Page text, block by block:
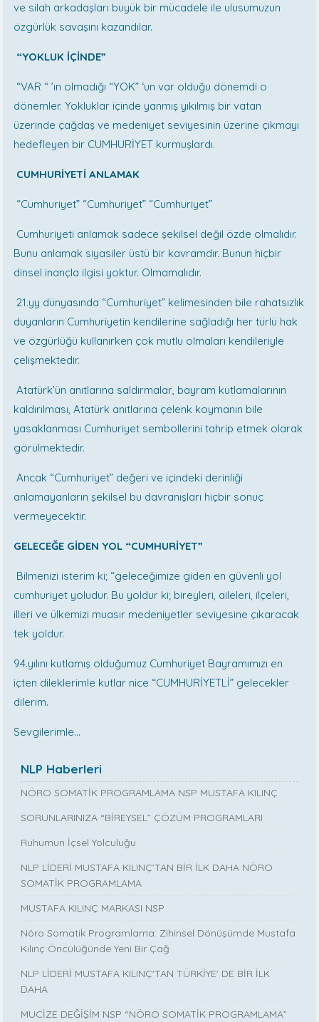
ve silah arkadaşları büyük bir mücadele ile ulusumuzun
özgürlük savaşını kazandılar.
“YOKLUK İÇİNDE”
“VAR “ ’ın olmadığı “YOK” ‘un var olduğu dönemdi o
dönemler. Yokluklar içinde yanmış yıkılmış bir vatan
üzerinde çağdaş ve medeniyet seviyesinin üzerine çıkmayı
hedefleyen bir CUMHURİYET kurmuşlardı.
CUMHURİYETİ ANLAMAK
“Cumhuriyet” “Cumhuriyet” “Cumhuriyet”
Cumhuriyeti anlamak sadece şekilsel değil özde olmalıdır.
Bunu anlamak siyasiler üstü bir kavramdır. Bunun hiçbir
dinsel inançla ilgisi yoktur. Olmamalıdır.
21.yy dünyasında “Cumhuriyet” kelimesinden bile rahatsızlık
duyanların Cumhuriyetin kendilerine sağladığı her türlü hak
ve özgürlüğü kullanırken çok mutlu olmaları kendileriyle
çelişmektedir.
Atatürk’ün anıtlarına saldırmalar, bayram kutlamalarının
kaldırılması, Atatürk anıtlarına çelenk koymanın bile
yasaklanması Cumhuriyet sembollerini tahrip etmek olarak
görülmektedir.
Ancak “Cumhuriyet” değeri ve içindeki derinliği
anlamayanların şekilsel bu davranışları hiçbir sonuç
vermeyecektir.
GELECEĞE GİDEN YOL “CUMHURİYET”
Bilmenizi isterim ki; “geleceğimize giden en güvenli yol
cumhuriyet yoludur. Bu yoldur ki; bireyleri, aileleri, ilçeleri,
illeri ve ülkemizi muasır medeniyetler seviyesine çıkaracak
tek yoldur.
94.yılını kutlamış olduğumuz Cumhuriyet Bayramımızı en
içten dileklerimle kutlar nice “CUMHURİYETLİ” gelecekler
dilerim.
Sevgilerimle…
NLP Haberleri
NÖRO SOMATİK PROGRAMLAMA NSP MUSTAFA KILINÇ
SORUNLARINIZA “BİREYSEL” ÇÖZÜM PROGRAMLARI
Ruhumun İçsel Yolculuğu
NLP LİDERİ MUSTAFA KILINÇ’TAN BİR İLK DAHA NÖRO
SOMATİK PROGRAMLAMA
MUSTAFA KILINÇ MARKASI NSP
Nöro Somatik Programlama: Zihinsel Dönüşümde Mustafa
Kılınç Öncülüğünde Yeni Bir Çağ
NLP LİDERİ MUSTAFA KILINÇ'TAN TÜRKİYE' DE BİR İLK
DAHA
MUCİZE DEĞİŞİM NSP “NÖRO SOMATİK PROGRAMLAMA”